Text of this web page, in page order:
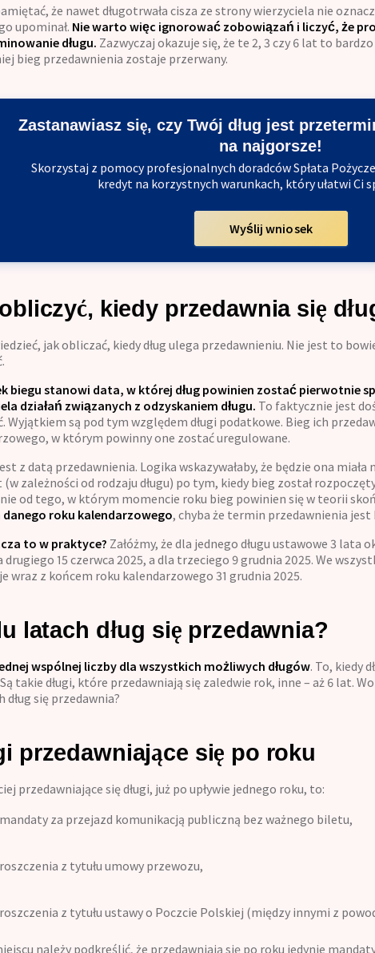
że nawet długotrwała cisza ze strony wierzyciela nie
upominał. Nie warto więc ignorować zobowiązań i liczyć, że
długu. Zazwyczaj okazuje się, że te 2, 3 czy 6 lat to
bieg przedawnienia zostaje przerwany.
Zastanawiasz się, czy Twój dług jest
na najgorsze!
Skorzystaj z pomocy profesjonalnych doradców Spłata
kredyt na korzystnych warunkach, który ułatwi Ci
Wyślij wniosek
kiedy przedawnia się
jak obliczać, kiedy dług ulega przedawnieniu. Nie jest to
biegu stanowi data, w której dług powinien zostać pierwotnie
działań związanych z odzyskaniem długu. To faktycznie jest
Wyjątkiem są pod tym względem długi podatkowe. Bieg ich
w którym powinny one zostać uregulowane.
z datą przedawnienia. Logika wskazywałaby, że będzie ona miała
(w zależności od rodzaju długu) po tym, kiedy bieg został
od tego, w którym momencie roku bieg powinien się w teorii
danego roku kalendarzowego, chyba że termin przedawnienia
to w praktyce? Załóżmy, że dla jednego długu ustawowe 3 lata
drugiego 15 czerwca 2025, a dla trzeciego 9 grudnia 2025. We
wraz z końcem roku kalendarzowego 31 grudnia 2025.
latach dług się przedawnia?
wspólnej liczby dla wszystkich możliwych długów. To, kiedy
takie długi, które przedawniają się zaledwie rok, inne – aż 6 lat.
dług się przedawnia?
przedawniające się po roku
przedawniające się długi, już po upływie jednego roku, to:
mandaty za przejazd komunikacją publiczną bez ważnego biletu,
roszczenia z tytułu umowy przewozu,
roszczenia z tytułu ustawy o Poczcie Polskiej (między innymi z
należy podkreślić, że przedawniają się po roku jedynie